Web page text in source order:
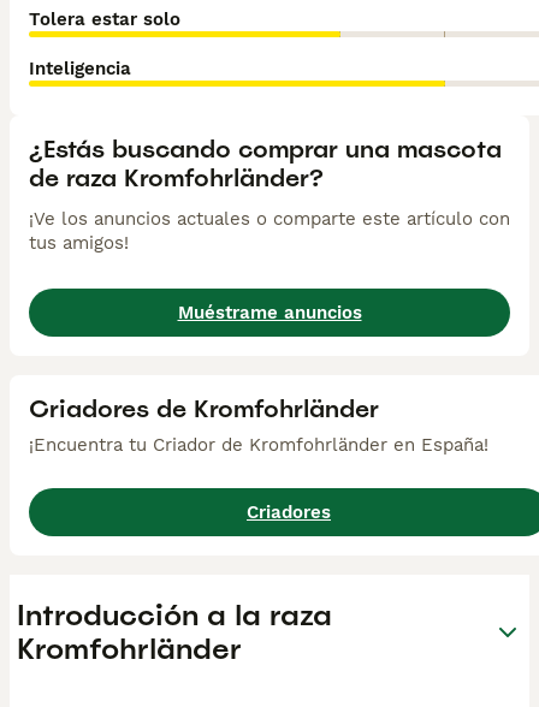
Tolera estar solo
Inteligencia
¿Estás buscando comprar una mascota
de raza Kromfohrländer?
¡Ve los anuncios actuales o comparte este artículo con
tus amigos!
Muéstrame anuncios
Criadores de Kromfohrländer
¡Encuentra tu Criador de Kromfohrländer en España!
Criadores
Introducción a la raza
Kromfohrländer